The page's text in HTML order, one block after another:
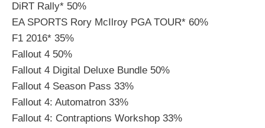
DiRT Rally* 50%
EA SPORTS Rory McIlroy PGA TOUR* 60%
F1 2016* 35%
Fallout 4 50%
Fallout 4 Digital Deluxe Bundle 50%
Fallout 4 Season Pass 33%
Fallout 4: Automatron 33%
Fallout 4: Contraptions Workshop 33%